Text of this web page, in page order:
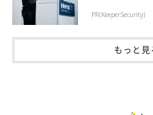
PR(KeeperSecurity)
もっと見